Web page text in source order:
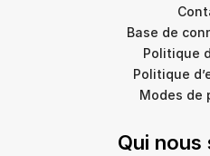
Base de
Politique
Politique
Modes de
Qui nous